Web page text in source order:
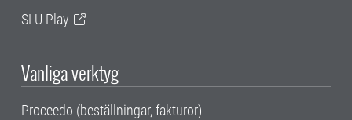
SLU Play
Vanliga verktyg
Proceedo (beställningar, fakturor)